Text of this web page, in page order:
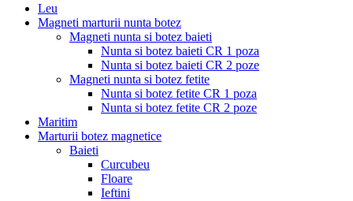
Leu
Magneti marturii nunta botez
Magneti nunta si botez baieti
Nunta si botez baieti CR 1 poza
Nunta si botez baieti CR 2 poze
Magneti nunta si botez fetite
Nunta si botez fetite CR 1 poza
Nunta si botez fetite CR 2 poze
Maritim
Marturii botez magnetice
Baieti
Curcubeu
Floare
Ieftini